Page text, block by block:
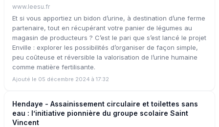
www.leesu.fr
Et si vous apportiez un bidon d’urine, à destination d’une ferme
partenaire, tout en récupérant votre panier de légumes au
magasin de producteurs ? C’est le pari que s’est lancé le projet
Enville : explorer les possibilités d’organiser de façon simple,
peu coûteuse et réversible la valorisation de l’urine humaine
comme matière fertilisante.
Ajouté le 05 décembre 2024 à 17:32
Hendaye - Assainissement circulaire et toilettes sans
eau : l’initiative pionnière du groupe scolaire Saint
Vincent